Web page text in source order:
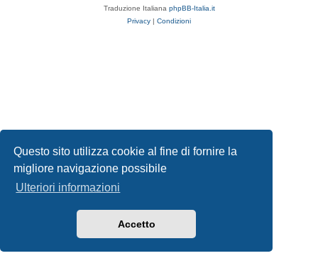
Questo sito utilizza cookie al fine di fornire la
migliore navigazione possibile
Ulteriori informazioni
Accetto
Traduzione Italiana phpBB-Italia.it
Privacy | Condizioni